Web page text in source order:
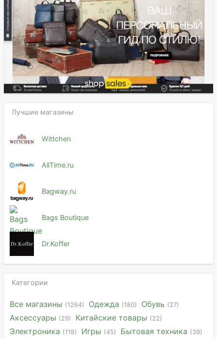
Лучшие магазины
Wittchen
AllTime.ru
Bagway.ru
Bags Boutique
Dr.Koffer
Категории
Все магазины (1264) Одежда (180) Обувь (27)
Аксессуары (29) Китайские товары (22)
Электроника (118) Игры (45) Бытовая техника (39)